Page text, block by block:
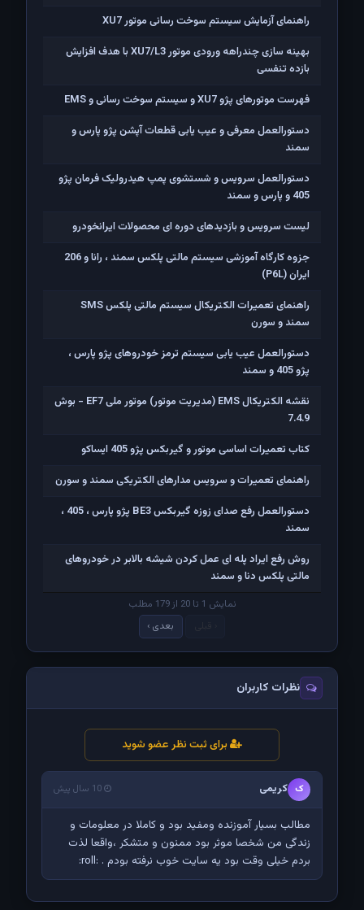
راهنمای آزمایش سیستم سوخت رسانی موتور XU7
بهینه سازی چندراهه ورودی موتور XU7/L3 با هدف افزایش
بازده تنفسی
فهرست موتورهای پژو XU7 و سیستم سوخت رسانی و EMS
دستورالعمل معرفی و عیب یابی قطعات آپشن پژو پارس و
سمند
دستورالعمل سرویس و شستشوی پمپ هیدرولیک فرمان پژو
405 و پارس و سمند
لیست سرویس و بازدیدهای دوره ای محصولات ایرانخودرو
جزوه کارگاه آموزشی سیستم مالتی پلکس سمند ، رانا و 206
ايران (P6L)
راهنمای تعمیرات الکتریکال سیستم مالتی پلکس SMS
سمند و سورن
دستورالعمل عیب یابی سیستم ترمز خودروهای پژو پارس ،
پژو 405 و سمند
نقشه الکتریکال EMS (مدیریت موتور) موتور ملی EF7 - بوش
7.4.9
کتاب تعمیرات اساسی موتور و گیربکس پژو 405 ایساکو
راهنمای تعمیرات و سرویس مدارهای الکتریکی سمند و سورن
دستورالعمل رفع صدای زوزه گیربکس BE3 پژو پارس ، 405 ،
سمند
روش رفع ایراد پله ای عمل کردن شیشه بالابر در خودروهای
مالتی پلکس دنا و سمند
نمایش 1 تا 20 از 179 مطلب
بعدی ›
نظرات کاربران
برای ثبت نظر عضو شوید
ک کریمی 10 سال پیش
مطالب بسیار آموزنده ومفید بود و کاملا در معلومات و
زندگی من شخصا موثر بود ممنون و متشکر ،واقعا لذت
بردم خیلی وقت بود یه سایت خوب نرفته بودم . :roll: